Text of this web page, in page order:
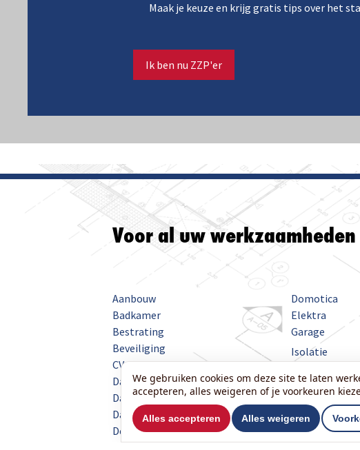
Maak je keuze en krijg gratis tips over het
Ik ben nu ZZP'er
Voor al uw werkzaamheden
Aanbouw
Badkamer
Bestrating
Beveiliging
CV
Dakdekken
Dakkapel
Dakramen
Deuren
Domotica
Elektra
Garage
Isolatie
Kozijnen
Metselwerk
We gebruiken cookies om deze site te laten
accepteren, alles weigeren of je voorkeuren
Alles accepteren Alles weigeren